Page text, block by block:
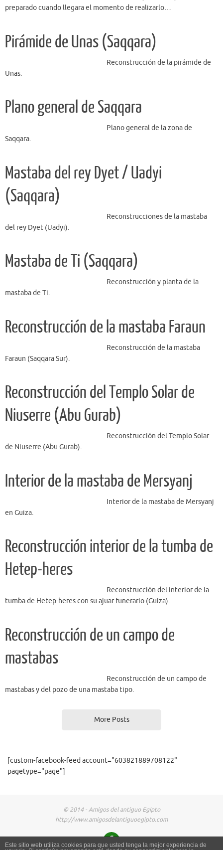
preparado cuando llegara el momento de realizarlo…
Pirámide de Unas (Saqqara)
Reconstrucción de la pirámide de
Unas.
Plano general de Saqqara
Plano general de la zona de
Saqqara.
Mastaba del rey Dyet / Uadyi
(Saqqara)
Reconstrucciones de la mastaba
del rey Dyet (Uadyi).
Mastaba de Ti (Saqqara)
Reconstrucción y planta de la
mastaba de Ti.
Reconstrucción de la mastaba Faraun
Reconstrucción de la mastaba
Faraun (Saqqara Sur).
Reconstrucción del Templo Solar de
Niuserre (Abu Gurab)
Reconstrucción del Templo Solar
de Niuserre (Abu Gurab).
Interior de la mastaba de Mersyanj
Interior de la mastaba de Mersyanj
en Guiza.
Reconstrucción interior de la tumba de
Hetep-heres
Reconstrucción del interior de la
tumba de Hetep-heres con su ajuar funerario (Guiza).
Reconstrucción de un campo de
mastabas
Reconstrucción de un campo de
mastabas y del pozo de una mastaba tipo.
More Posts
[custom-facebook-feed account="603821889708122"
pagetype="page"]
© 2014 - Amigos del antiguo Egipto
http://www.amigosdelantiguoegipto.com
Este sitio web utiliza cookies para que usted tenga la mejor experiencia de